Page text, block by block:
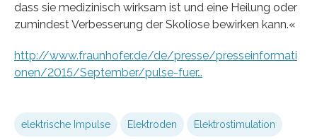
dass sie medizinisch wirksam ist und eine Heilung oder
zumindest Verbesserung der Skoliose bewirken kann.«
http://www.fraunhofer.de/de/presse/presseinformati
onen/2015/September/pulse-fuer…
elektrische Impulse Elektroden Elektrostimulation